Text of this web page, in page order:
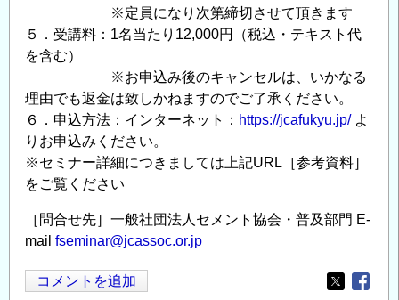
※定員になり次第締切させて頂きます
５．受講料：1名当たり12,000円（税込・テキスト代
を含む）
※お申込み後のキャンセルは、いかなる
理由でも返金は致しかねますのでご了承ください。
６．申込方法：インターネット： https://jcafukyu.jp/よ
りお申込みください。
※セミナー詳細につきましては上記URL［参考資料］
をご覧ください
［問合せ先］一般社団法人セメント協会・普及部門 E-
mail fseminar@jcassoc.or.jp
コメントを追加
Opens in